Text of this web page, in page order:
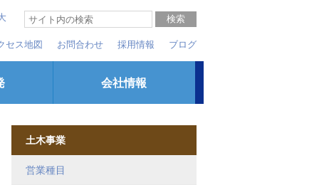
ブログ
採用情報
お問合わせ
セス地図
会社情報
土木事業
営業種目